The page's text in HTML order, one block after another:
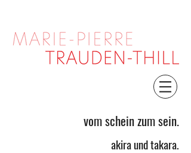
vom schein zum sein.
akira und takara.